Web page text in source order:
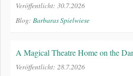
Veröffentlicht: 30.7.2026
Blog: Barbaras Spielwiese
A Magical Theatre Home on the
Veröffentlicht: 28.7.2026